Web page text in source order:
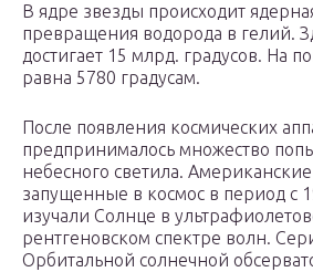
В ядре звезды происходит
превращения водорода в гелий.
достигает 15 млрд. градусов. На
равна 5780 градусам.
После появления космических
предпринималось множество
небесного светила.
запущенные в космос в период с
изучали Солнце в
рентгеновском спектре волн.
Орбитальной солнечной